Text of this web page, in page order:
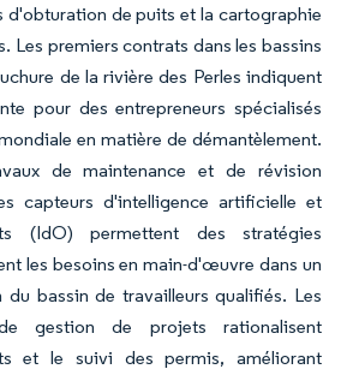
d'obturation de puits et la cartographie
Les premiers contrats dans les bassins
de la rivière des Perles indiquent
pour des entrepreneurs spécialisés
en matière de démantèlement.
de maintenance et de révision
capteurs d'intelligence artificielle et
(IdO) permettent des stratégies
les besoins en main-d'œuvre dans un
bassin de travailleurs qualifiés. Les
gestion de projets rationalisent
et le suivi des permis, améliorant